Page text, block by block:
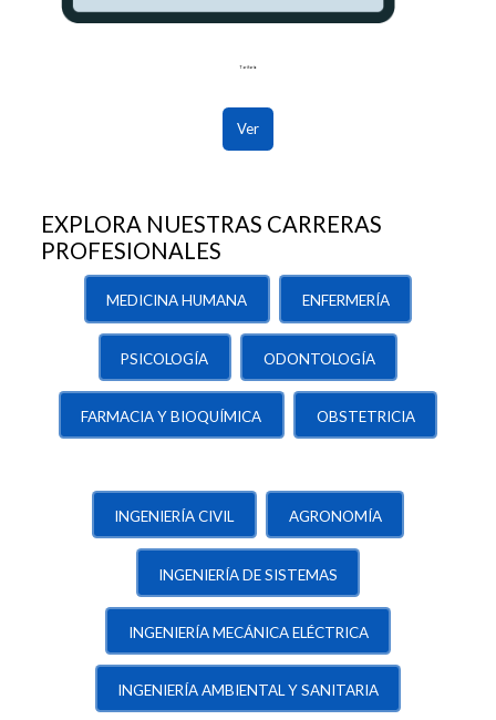
Tarifario
Ver
EXPLORA NUESTRAS CARRERAS
PROFESIONALES
MEDICINA HUMANA ENFERMERÍA
PSICOLOGÍA ODONTOLOGÍA
FARMACIA Y BIOQUÍMICA OBSTETRICIA
INGENIERÍA CIVIL AGRONOMÍA
INGENIERÍA DE SISTEMAS
INGENIERÍA MECÁNICA ELÉCTRICA
INGENIERÍA AMBIENTAL Y SANITARIA